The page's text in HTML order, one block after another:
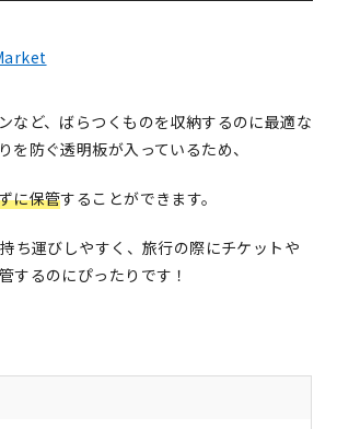
など、ばらつくものを収納するのに最適な
を防ぐ透明板が入っているため、
に保管することができます。
ち運びしやすく、旅行の際にチケットや
するのにぴったりです！